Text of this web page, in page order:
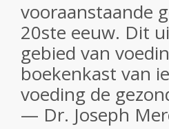
vooraanstaande
20ste eeuw. Dit
gebied van
boekenkast van
voeding de
— Dr. Joseph